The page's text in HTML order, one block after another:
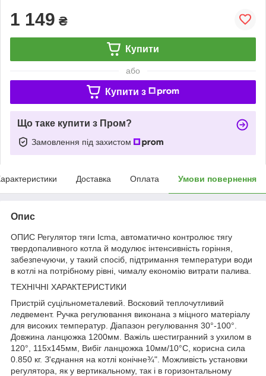
1 149 ₴
Купити
або
Купити з
Що таке купити з Пром?
Замовлення під захистом
Доставка Оплата Умови повернення
Опис
ОПИС Регулятор тяги Icma, автоматично контролює тягу
твердопаливного котла й модулює інтенсивність горіння,
забезпечуючи, у такий спосіб, підтримання температури води
в котлі на потрібному рівні, чималу економію витрати палива.
ТЕХНІЧНІ ХАРАКТЕРИСТИКИ
Пристрій суцільнометалевий. Восковий теплочутливий
ледвемент. Ручка регулювання виконана з міцного матеріалу
для високих температур. Діапазон регулювання 30°-100°.
Довжина ланцюжка 1200мм. Важіль шестигранний з ухилом в
120°, 115х145мм, Вибіг ланцюжка 10мм/10°C, корисна сила
0.850 кг. З'єднання на котлі конічне¾". Можливість установки
регулятора, як у вертикальному, так і в горизонтальному